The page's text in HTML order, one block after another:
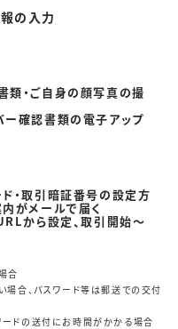
の 入力
類・ご自身の顔写真の撮
ー確認書類の電子アップ
ド・取引暗証番号の設定方
内がメールで届く
から設定、取引開始～
合
場合、パスワード等は郵送での交付
ードの送付にお時間がかかる場合